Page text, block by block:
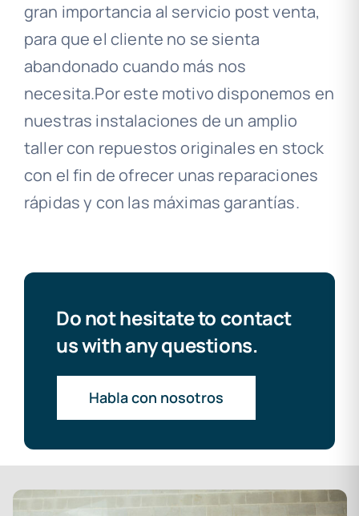
gran importancia al servicio post venta,
para que el cliente no se sienta
abandonado cuando más nos
necesita.Por este motivo disponemos en
nuestras instalaciones de un amplio
taller con repuestos originales en stock
con el fin de ofrecer unas reparaciones
rápidas y con las máximas garantías.
Do not hesitate to contact
us with any questions.
Habla con nosotros